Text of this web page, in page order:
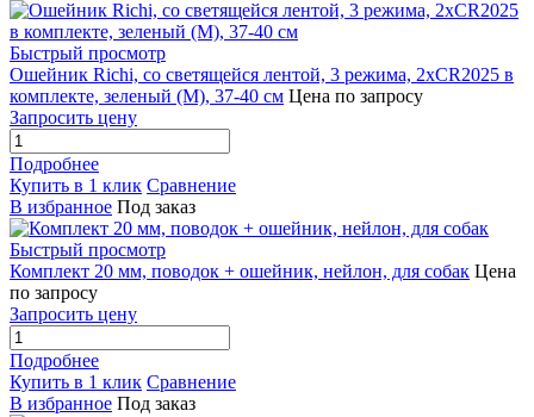
Быстрый просмотр
Ошейник Richi, со светящейся лентой, 3 режима, 2xCR2025 в
комплекте, зеленый (M), 37-40 см Цена по запросу
Запросить цену
Подробнее
Купить в 1 клик Сравнение
В избранное Под заказ
Быстрый просмотр
Комплект 20 мм, поводок + ошейник, нейлон, для собак Цена
по запросу
Запросить цену
Подробнее
Купить в 1 клик Сравнение
В избранное Под заказ